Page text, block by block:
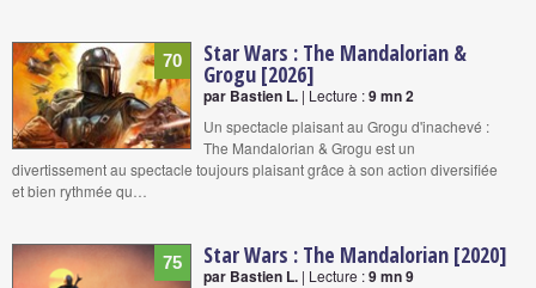
70 Star Wars : The Mandalorian &
Grogu [2026]
par Bastien L. | Lecture :9 mn 2
Un spectacle plaisant au Grogu d'inachevé :
The Mandalorian & Grogu est un
divertissement au spectacle toujours plaisant grâce à son action diversifiée
et bien rythmée qu…
75 Star Wars : The Mandalorian [2020]
par Bastien L. | Lecture :9 mn 9